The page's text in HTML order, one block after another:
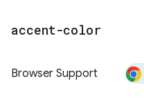
accent-color
Browser Support